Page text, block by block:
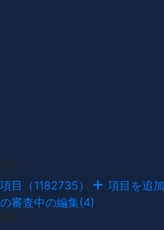
項目（1182735） 項目を追
の審査中の編集(4)